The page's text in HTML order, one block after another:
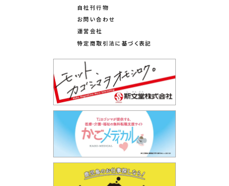
自社刊行物
お問い合わせ
運営会社
特定商取引法に基づく表記